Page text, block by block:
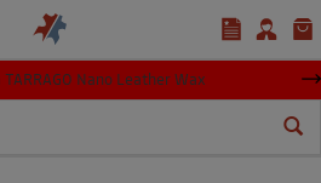
TARRAGO Nano Leather Wax